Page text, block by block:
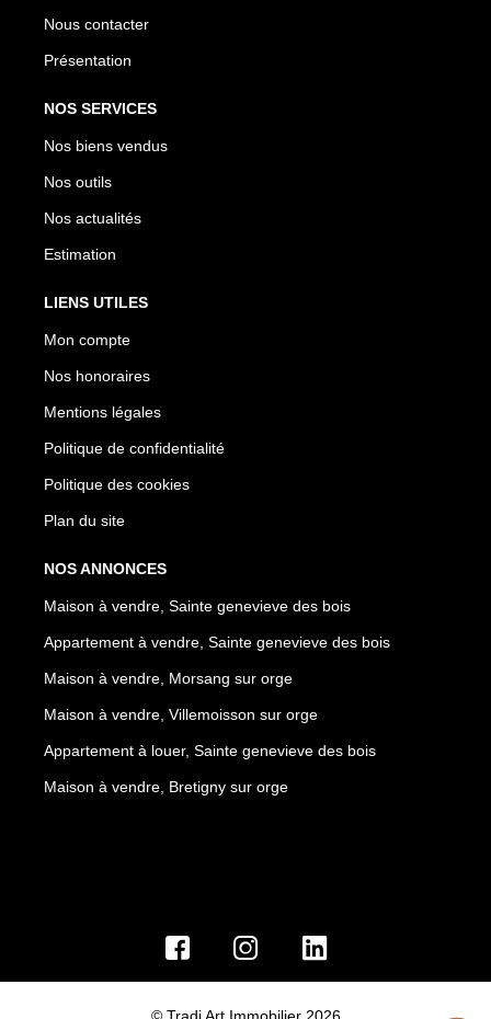
Nous contacter
Présentation
NOS SERVICES
Nos biens vendus
Nos outils
Nos actualités
Estimation
LIENS UTILES
Mon compte
Nos honoraires
Mentions légales
Politique de confidentialité
Politique des cookies
Plan du site
NOS ANNONCES
Maison à vendre, Sainte genevieve des bois
Appartement à vendre, Sainte genevieve des bois
Maison à vendre, Morsang sur orge
Maison à vendre, Villemoisson sur orge
Appartement à louer, Sainte genevieve des bois
Maison à vendre, Bretigny sur orge